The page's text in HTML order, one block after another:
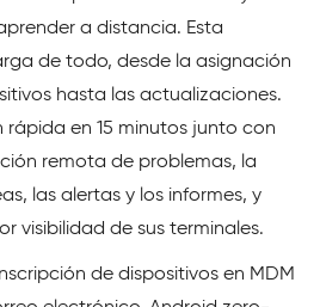
a distancia. Esta
de todo, desde la asignación
hasta las actualizaciones.
rápida en 15 minutos junto con
remota de problemas, la
las alertas y los informes, y
visibilidad de sus terminales.
de dispositivos en MDM